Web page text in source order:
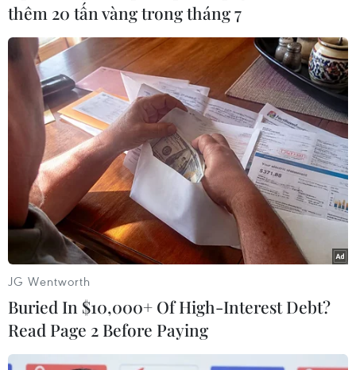
tượng vi phạm trên./.
(TTXVN/Vietnam+)
#Đồng Nai #Bầu cử Quốc hội
#cử tri
#bỏ phiếu
thêm 20 tấn vàng trong tháng 7
JG Wentworth
Buried In $10,000+ Of High-Interest Debt?
Read Page 2 Before Paying